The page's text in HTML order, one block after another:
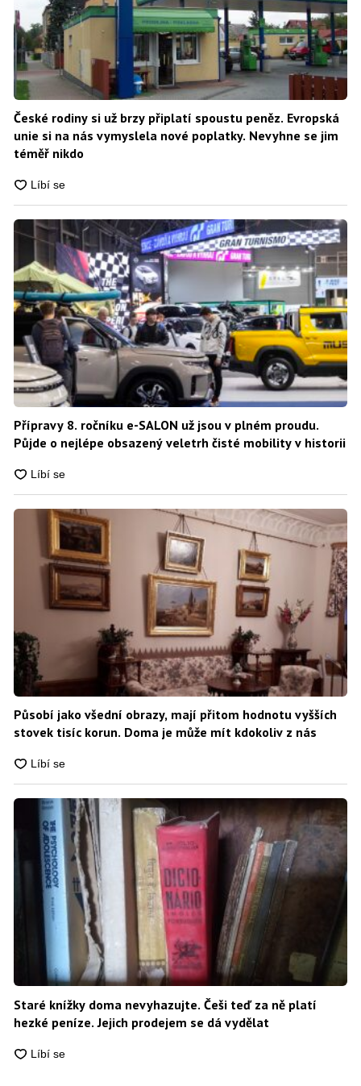
České rodiny si už brzy připlatí spoustu peněz. Evropská
unie si na nás vymyslela nové poplatky. Nevyhne se jim
téměř nikdo
Přípravy 8. ročníku e-SALON už jsou v plném proudu.
Půjde o nejlépe obsazený veletrh čisté mobility v historii
Působí jako všední obrazy, mají přitom hodnotu vyšších
stovek tisíc korun. Doma je může mít kdokoliv z nás
Staré knížky doma nevyhazujte. Češi teď za ně platí
hezké peníze. Jejich prodejem se dá vydělat